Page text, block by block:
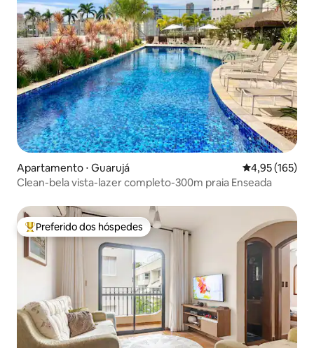
Apartamento ⋅ Guarujá 4,95 de uma
4,95 (165)
Clean-bela vista-lazer completo-300m praia Enseada
Entre os melhores preferidos dos hóspedes
Preferido dos hóspedes